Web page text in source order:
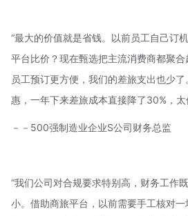
“最大的价值就是省钱。以前员工自己订
平台比价？现在甄选把主流消费商都聚合
员工预订更方便，我们的差旅支出也少
惠，一年下来差旅成本直接降了30%，太
－－500强制造业企业S公司财务总监
“我们公司对合规要求特别高，财务工作
小。借助商旅平台，以前需要手工核对